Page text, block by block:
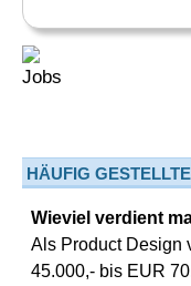
HÄUFIG
Wieviel verdient
Als Product Design
45.000,- bis EUR